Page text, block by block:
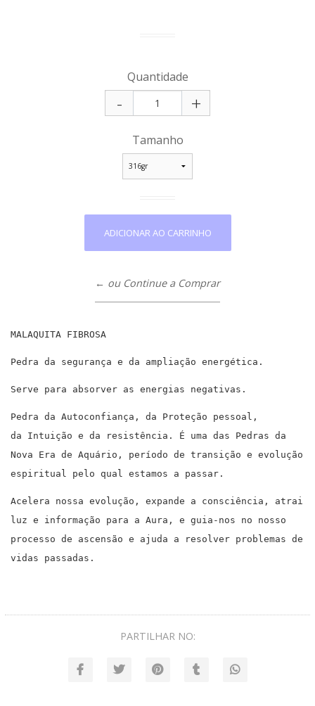
Quantidade
+
-
Tamanho
← ou Continue a Comprar
MALAQUITA FIBROSA
Pedra da segurança e da ampliação energética.
Serve para absorver as energias negativas.
Pedra da Autoconfiança, da Proteção pessoal,
da Intuição e da resistência. É uma das Pedras da
Nova Era de Aquário, período de transição e evolução
espiritual pelo qual estamos a passar.
Acelera nossa evolução, expande a consciência, atrai
luz e informação para a Aura, e guia-nos no nosso
processo de ascensão e ajuda a resolver problemas de
vidas passadas.
PARTILHAR NO: